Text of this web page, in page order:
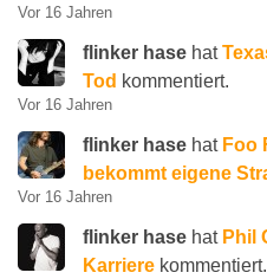
Vor 16 Jahren
flinker hase hat
Tod kommentiert.
Vor 16 Jahren
flinker hase hat Foo
bekommt eigene
Vor 16 Jahren
flinker hase hat Phil
Karriere kommentiert.